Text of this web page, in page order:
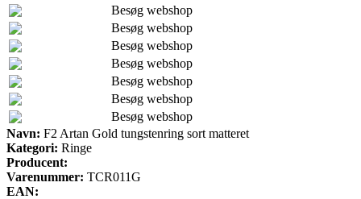
Besøg webshop
Besøg webshop
Besøg webshop
Besøg webshop
Besøg webshop
Besøg webshop
Besøg webshop
Navn: F2 Artan Gold tungstenring sort matteret
Kategori: Ringe
Producent:
Varenummer: TCR011G
EAN: